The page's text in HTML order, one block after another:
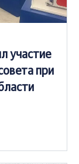
участие
при